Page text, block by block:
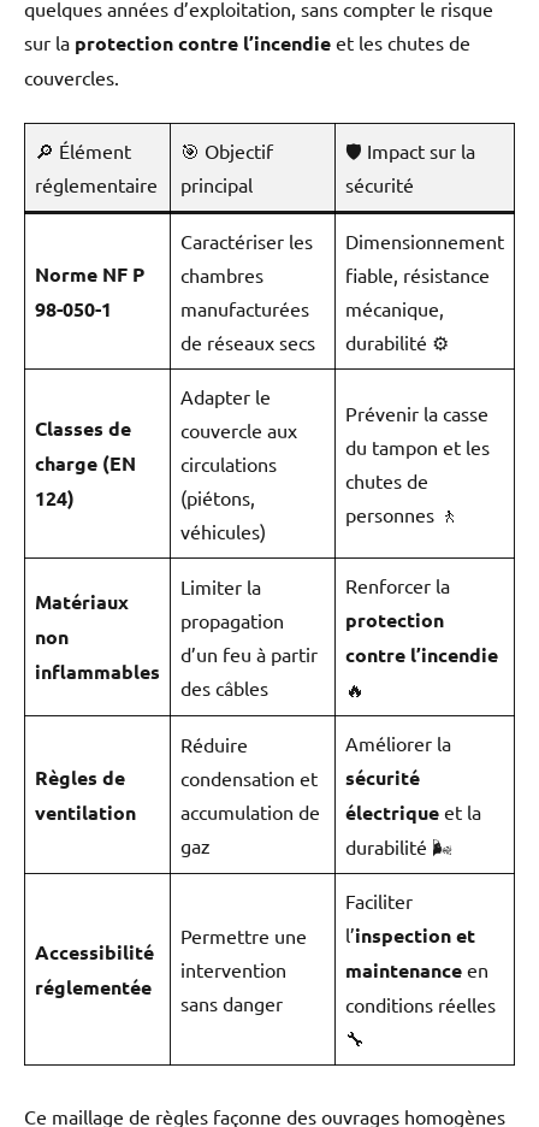
quelques années d’exploitation, sans compter le risque
sur la protection contre l’incendie et les chutes de
couvercles.
🔎 Élément
réglementaire
🎯 Objectif
principal
🛡️ Impact sur la
sécurité
Norme NF P
98-050-1
Caractériser les
chambres
manufacturées
de réseaux secs
Dimensionnement
fiable, résistance
mécanique,
durabilité ⚙️
Classes de
charge (EN
124)
Adapter le
couvercle aux
circulations
(piétons,
véhicules)
Prévenir la casse
du tampon et les
chutes de
personnes 🚶
Matériaux
non
inflammables
Limiter la
propagation
d’un feu à partir
des câbles
Renforcer la
protection
contre l’incendie
🔥
Règles de
ventilation
Réduire
condensation et
accumulation de
gaz
Améliorer la
sécurité
électrique et la
durabilité 🌬️
Accessibilité
réglementée
Permettre une
intervention
sans danger
Faciliter
l’inspection et
maintenance en
conditions réelles
🔧
Ce maillage de règles façonne des ouvrages homogènes